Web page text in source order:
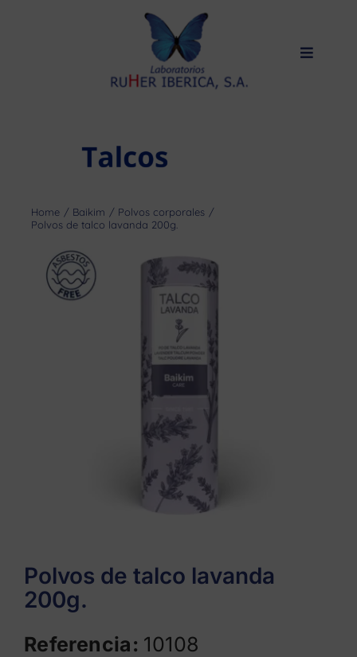
Toggle
Marca blanca
Calidad
Contacto
Home Baikim
Polvos corporales
Polvos de talco lavanda 200g.
Polvos de talco lavanda
200g.
Referencia: 10108